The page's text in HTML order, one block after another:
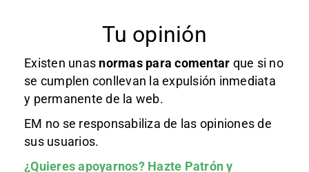
Tu opinión
Existen unas normas para comentar que si no
se cumplen conllevan la expulsión inmediata
y permanente de la web.
EM no se responsabiliza de las opiniones de
sus usuarios.
¿Quieres apoyarnos? Hazte Patróny